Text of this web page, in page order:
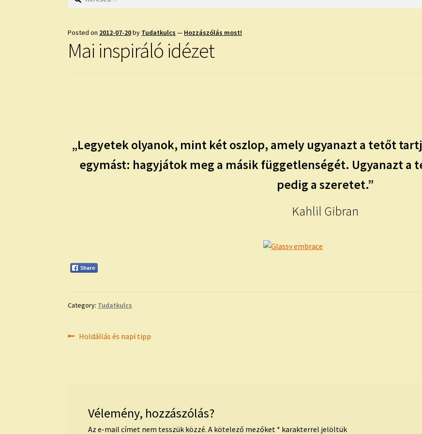
Posted on 2012-07-20by Tudatkulcs — Hozzászólás most!
Mai inspiráló idézet
„Legyetek olyanok, mint két oszlop, amely ugyanazt a tetőt
egymást: hagyjátok meg a másik függetlenségét. Ugyanazt a
pedig a szeretet.”
Kahlil Gibran
Category: Tudatkulcs
Bejegyzés
Previous
Holdállás és napi tipp
Vélemény, hozzászólás?
Az e-mail címet nem tesszük közzé. A kötelező mezőket * karakterrel jelöltük